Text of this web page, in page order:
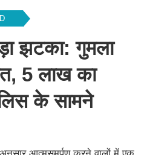
झटका: गुमला
5 लाख का
के सामने